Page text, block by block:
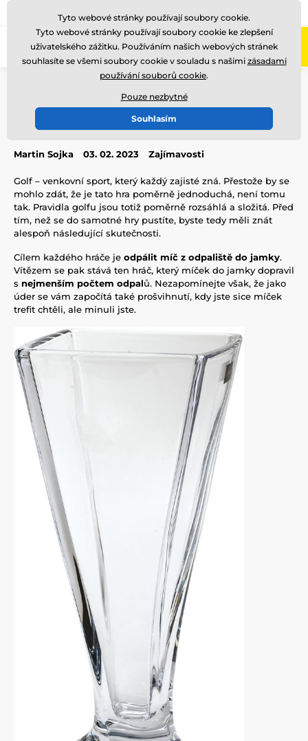
Zavolejte nám (Po-Pá 8-17)
Představujeme pravidla golfu
Martin Sojka 03. 02. 2023 Zajímavosti
Golf – venkovní sport, který každý zajisté zná. Přestože by se
mohlo zdát, že je tato hra poměrně jednoduchá, není tomu
tak. Pravidla golfu jsou totiž poměrně rozsáhlá a složitá. Před
tím, než se do samotné hry pustíte, byste tedy měli znát
alespoň následující skutečnosti.
Cílem každého hráče je odpálit míč z odpaliště do jamky.
Vítězem se pak stává ten hráč, který míček do jamky dopravil
s nejmenším počtem odpalů. Nezapomínejte však, že jako
úder se vám započítá také prošvihnutí, kdy jste sice míček
trefit chtěli, ale minuli jste.
Tyto webové stránky používají soubory cookie.
Tyto webové stránky používají soubory cookie ke zlepšení
uživatelského zážitku. Používáním našich webových stránek
souhlasíte se všemi soubory cookie v souladu s našimi zásadami
používání souborů cookie.
Pouze nezbytné
Souhlasím